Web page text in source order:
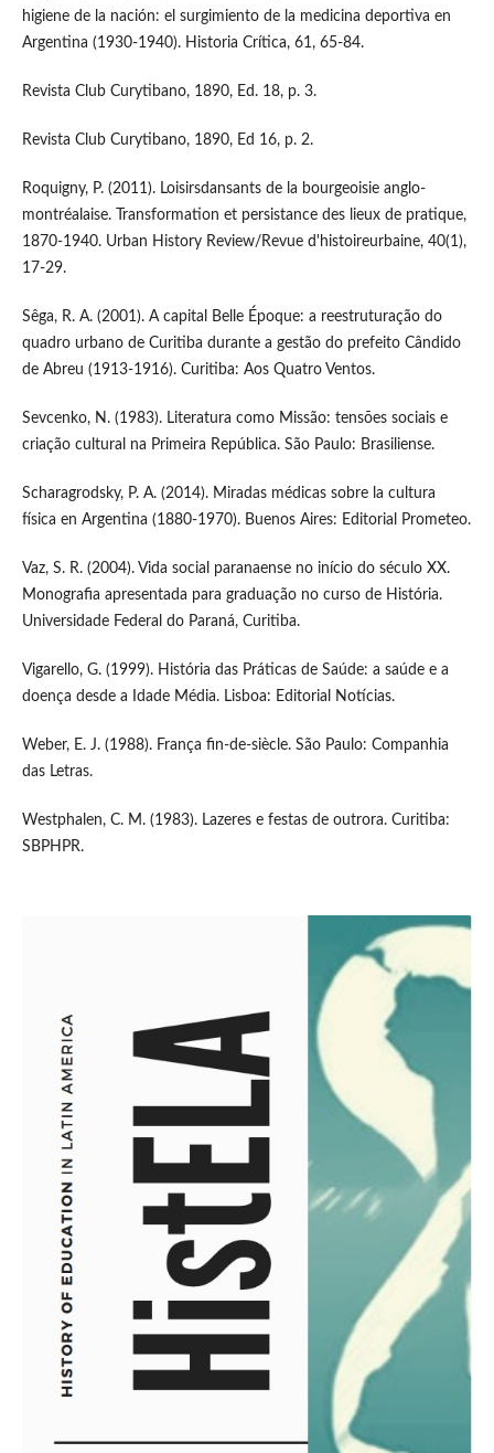
higiene de la nación: el surgimiento de la medicina deportiva en
Argentina (1930-1940). Historia Crítica, 61, 65-84.
Revista Club Curytibano, 1890, Ed. 18, p. 3.
Revista Club Curytibano, 1890, Ed 16, p. 2.
Roquigny, P. (2011). Loisirsdansants de la bourgeoisie anglo-
montréalaise. Transformation et persistance des lieux de pratique,
1870-1940. Urban History Review/Revue d'histoireurbaine, 40(1),
17-29.
Sêga, R. A. (2001). A capital Belle Époque: a reestruturação do
quadro urbano de Curitiba durante a gestão do prefeito Cândido
de Abreu (1913-1916). Curitiba: Aos Quatro Ventos.
Sevcenko, N. (1983). Literatura como Missão: tensões sociais e
criação cultural na Primeira República. São Paulo: Brasiliense.
Scharagrodsky, P. A. (2014). Miradas médicas sobre la cultura
física en Argentina (1880-1970). Buenos Aires: Editorial Prometeo.
Vaz, S. R. (2004). Vida social paranaense no início do século XX.
Monografia apresentada para graduação no curso de História.
Universidade Federal do Paraná, Curitiba.
Vigarello, G. (1999). História das Práticas de Saúde: a saúde e a
doença desde a Idade Média. Lisboa: Editorial Notícias.
Weber, E. J. (1988). França fin-de-siècle. São Paulo: Companhia
das Letras.
Westphalen, C. M. (1983). Lazeres e festas de outrora. Curitiba:
SBPHPR.